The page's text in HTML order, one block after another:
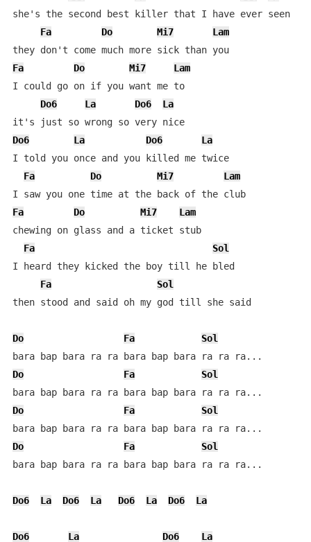
she's the second best killer that I have ever seen
Fa
Do Mi7
Lam
they don't come much more sick than you
Fa
Do Mi7
Lam
I could go on if you want me to
Do6
La Do6
La
it's just so wrong so very nice
Do6
La Do6
La
I told you once and you killed me twice
Fa
Do Mi7
Lam
I saw you one time at the back of the club
Fa
Do Mi7
Lam
chewing on glass and a ticket stub
Fa
Sol
I heard they kicked the boy till he bled
Fa
Sol
then stood and said oh my god till she said
Do Fa
Sol
Do
Fa
Sol
Do
Fa
Sol
Do
Fa
Sol
bara bap bara ra ra bara bap bara ra ra ra...
Do6 La Do6 La Do6 La Do6 La
Do6 La Do6 La